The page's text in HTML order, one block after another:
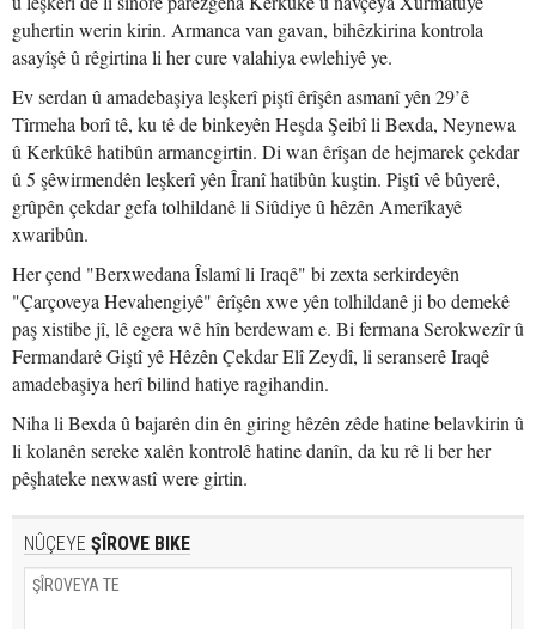
guhertin werin kirin. Armanca van gavan, bihêzkirina kontrola
asayîşê û rêgirtina li her cure valahiya ewlehiyê ye.
Ev serdan û amadebaşiya leşkerî piştî êrîşên asmanî yên 29’ê
Tîrmeha borî tê, ku tê de binkeyên Heşda Şeibî li Bexda, Neynewa
û Kerkûkê hatibûn armancgirtin. Di wan êrîşan de hejmarek çekdar
û 5 şêwirmendên leşkerî yên Îranî hatibûn kuştin. Piştî vê bûyerê,
grûpên çekdar gefa tolhildanê li Siûdiye û hêzên Amerîkayê
xwaribûn.
Her çend "Berxwedana Îslamî li Iraqê" bi zexta serkirdeyên
"Çarçoveya Hevahengiyê" êrîşên xwe yên tolhildanê ji bo demekê
paş xistibe jî, lê egera wê hîn berdewam e. Bi fermana Serokwezîr û
Fermandarê Giştî yê Hêzên Çekdar Elî Zeydî, li seranserê Iraqê
amadebaşiya herî bilind hatiye ragihandin.
Niha li Bexda û bajarên din ên giring hêzên zêde hatine belavkirin û
li kolanên sereke xalên kontrolê hatine danîn, da ku rê li ber her
pêşhateke nexwastî were girtin.
NÛÇEYE ŞÎROVE BIKE